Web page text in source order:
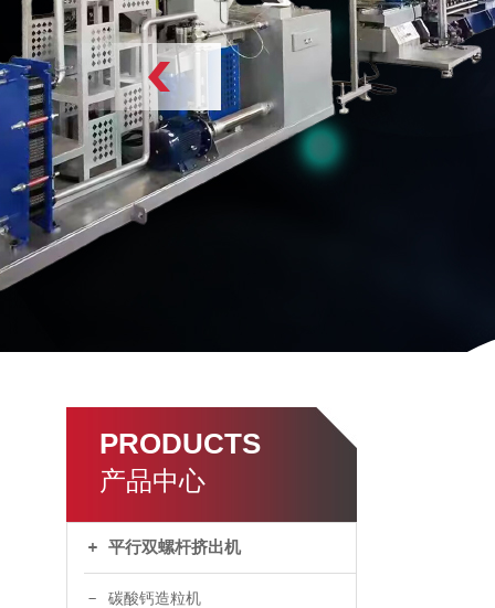
PRODUCTS
产品中心
平行双螺杆挤出机
碳酸钙造粒机